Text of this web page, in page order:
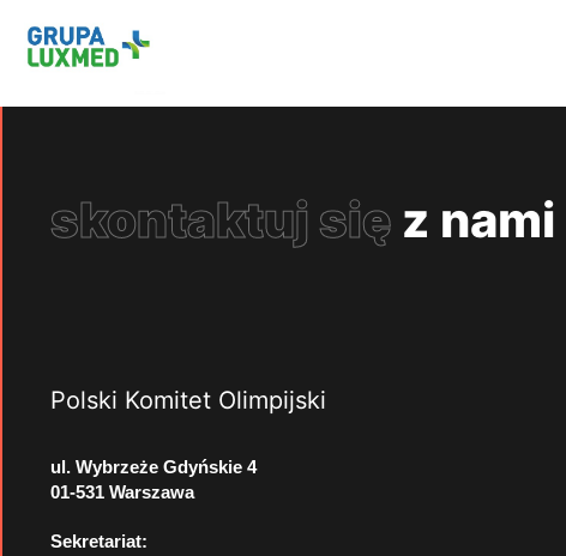
skontaktuj się z nami
Polski Komitet Olimpijski
ul. Wybrzeże Gdyńskie 4
01-531 Warszawa
Sekretariat: